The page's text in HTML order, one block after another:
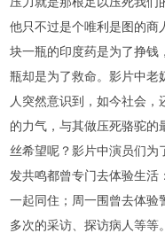
他只不过是个唯利是图的商
块一瓶的印度药是为了挣钱
瓶却是为了救命。影片中老
人突然意识到，如今社会
的力气，与其做压死骆驼的
丝希望呢？影片中演员们为
发共鸣都曾专门去体验生活
一起同住；周一围曾去体验
多次的采访、探访病人等等。